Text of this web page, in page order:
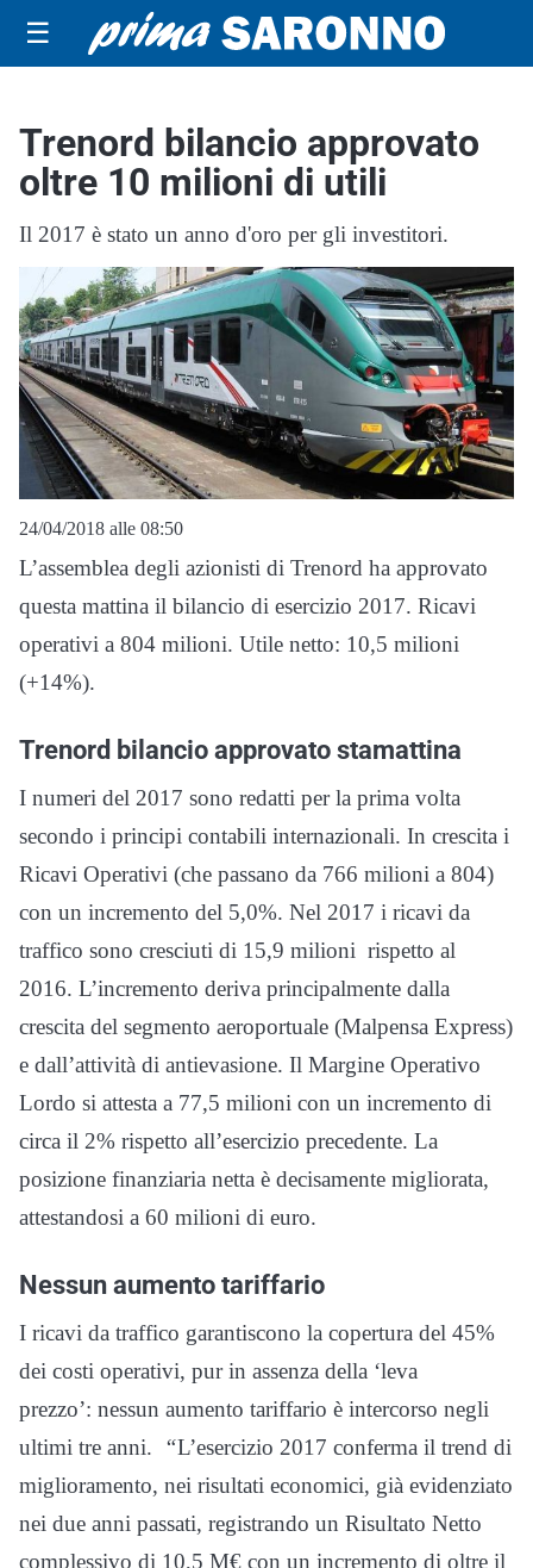
☰
Trenord bilancio approvato
oltre 10 milioni di utili
Il 2017 è stato un anno d'oro per gli investitori.
24/04/2018 alle 08:50
L’assemblea degli azionisti di Trenord ha approvato
questa mattina il bilancio di esercizio 2017. Ricavi
operativi a 804 milioni. Utile netto: 10,5 milioni
(+14%).
Trenord bilancio approvato stamattina
I numeri del 2017 sono redatti per la prima volta
secondo i principi contabili internazionali. In crescita i
Ricavi Operativi (che passano da 766 milioni a 804)
con un incremento del 5,0%. Nel 2017 i ricavi da
traffico sono cresciuti di 15,9 milioni rispetto al
2016. L’incremento deriva principalmente dalla
crescita del segmento aeroportuale (Malpensa Express)
e dall’attività di antievasione. Il Margine Operativo
Lordo si attesta a 77,5 milioni con un incremento di
circa il 2% rispetto all’esercizio precedente. La
posizione finanziaria netta è decisamente migliorata,
attestandosi a 60 milioni di euro.
Nessun aumento tariffario
I ricavi da traffico garantiscono la copertura del 45%
dei costi operativi, pur in assenza della ‘leva
prezzo’: nessun aumento tariffario è intercorso negli
ultimi tre anni. “L’esercizio 2017 conferma il trend di
miglioramento, nei risultati economici, già evidenziato
nei due anni passati, registrando un Risultato Netto
complessivo di 10,5 M€ con un incremento di oltre il